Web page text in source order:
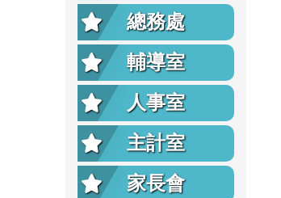
總務處
輔導室
人事室
主計室
家長會